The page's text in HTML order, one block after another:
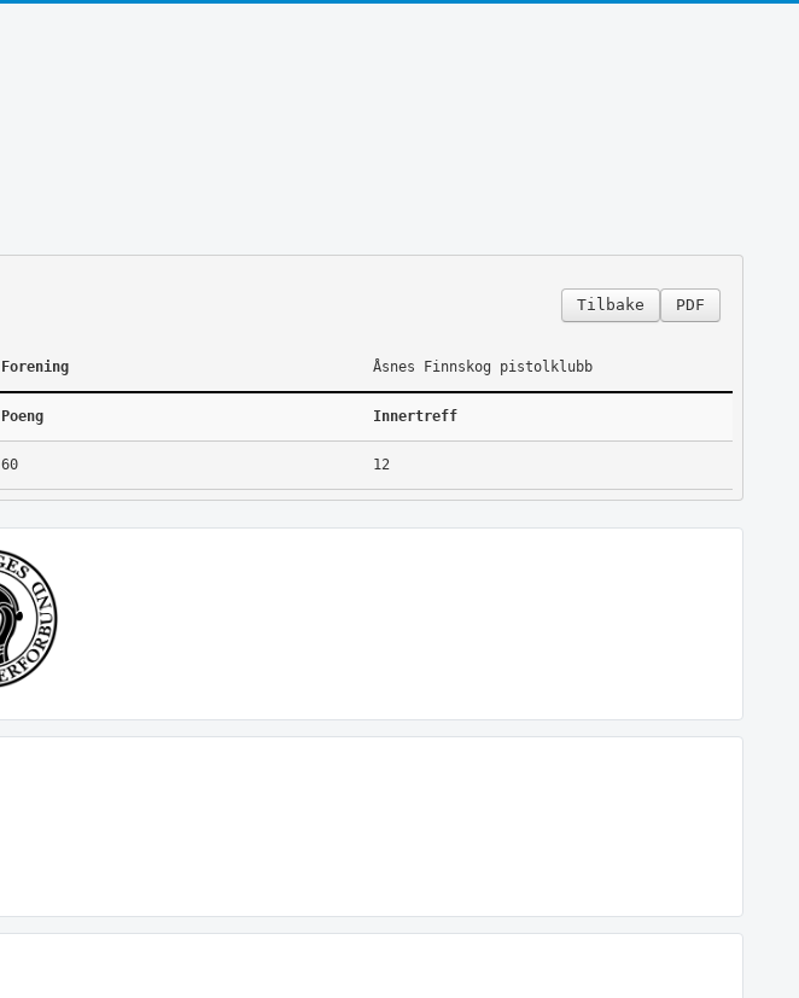
PDF
Tilbake
Forening Åsnes Finnskog pistolklubb
Poeng Innertreff
60 12